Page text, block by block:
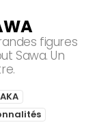
figures
Sawa. Un